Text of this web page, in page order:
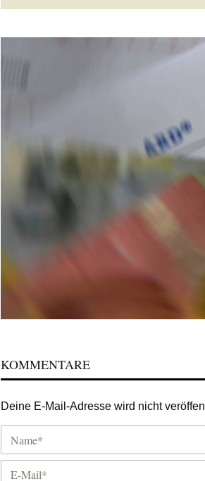
KOMMENTARE
Deine E-Mail-Adresse wird nicht